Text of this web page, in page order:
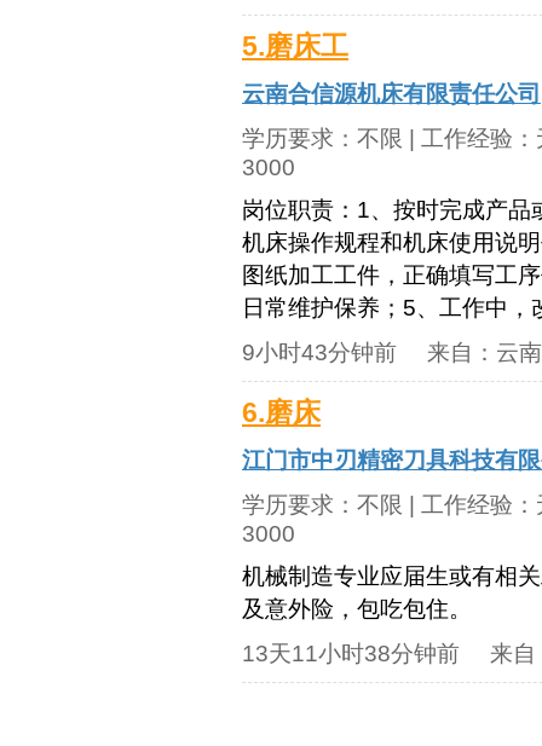
5.磨床工
云南合信源机床有限责任公司
学历要求： 不限 | 工作经验：
3000
岗位职责：1、按时完成产
机床操作规程和机床使用说
图纸加工工件，正确填写工
日常维护保养；5、工作中
9小时43分钟前 来自： 云
6.磨床
江门市中刃精密刀具科技有
学历要求： 不限 | 工作经验：
3000
机械制造专业应届生或有相
及意外险，包吃包住。
13天11小时38分钟前 来自